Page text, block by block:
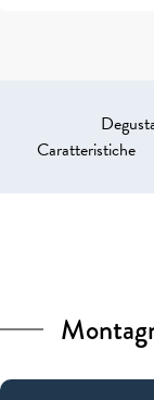
Caratteristiche